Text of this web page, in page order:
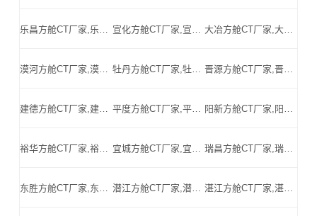
乐昌方舱CT厂家,乐昌方舱式CT,乐昌CT方舱,乐昌方舱CT,乐昌医用CT方舱,乐昌移动方舱CT-乐昌医用CT方舱公司 宣化方舱CT厂家,宣化方舱式CT,宣化CT方舱,宣化方舱CT,宣化医用CT方舱,宣化移动方舱CT-宣化医用CT方舱公司 大冶方舱CT厂家,大冶方舱式CT,大冶CT方舱,大冶方舱CT,大冶医用CT方舱,大冶移动方舱CT-大冶医用CT方舱公司
漠河方舱CT厂家,漠河方舱式CT,漠河CT方舱,漠河方舱CT,漠河医用CT方舱,漠河移动方舱CT-漠河医用CT方舱公司 牡丹方舱CT厂家,牡丹方舱式CT,牡丹CT方舱,牡丹方舱CT,牡丹医用CT方舱,牡丹移动方舱CT-牡丹医用CT方舱公司 晋源方舱CT厂家,晋源方舱式CT,晋源CT方舱,晋源方舱CT,晋源医用CT方舱,晋源移动方舱CT-晋源医用CT方舱公司
建德方舱CT厂家,建德方舱式CT,建德CT方舱,建德方舱CT,建德医用CT方舱,建德移动方舱CT-建德医用CT方舱公司 平度方舱CT厂家,平度方舱式CT,平度CT方舱,平度方舱CT,平度医用CT方舱,平度移动方舱CT-平度医用CT方舱公司 阳新方舱CT厂家,阳新方舱式CT,阳新CT方舱,阳新方舱CT,阳新医用CT方舱,阳新移动方舱CT-阳新医用CT方舱公司
裕华方舱CT厂家,裕华方舱式CT,裕华CT方舱,裕华方舱CT,裕华医用CT方舱,裕华移动方舱CT-裕华医用CT方舱公司 宜城方舱CT厂家,宜城方舱式CT,宜城CT方舱,宜城方舱CT,宜城医用CT方舱,宜城移动方舱CT-宜城医用CT方舱公司 瑞昌方舱CT厂家,瑞昌方舱式CT,瑞昌CT方舱,瑞昌方舱CT,瑞昌医用CT方舱,瑞昌移动方舱CT-瑞昌医用CT方舱公司
东胜方舱CT厂家,东胜方舱式CT,东胜CT方舱,东胜方舱CT,东胜医用CT方舱,东胜移动方舱CT-东胜医用CT方舱公司 潜江方舱CT厂家,潜江方舱式CT,潜江CT方舱,潜江方舱CT,潜江医用CT方舱,潜江移动方舱CT-潜江医用CT方舱公司 湛江方舱CT厂家,湛江方舱式CT,湛江CT方舱,湛江方舱CT,湛江医用CT方舱,湛江移动方舱CT-湛江医用CT方舱公司